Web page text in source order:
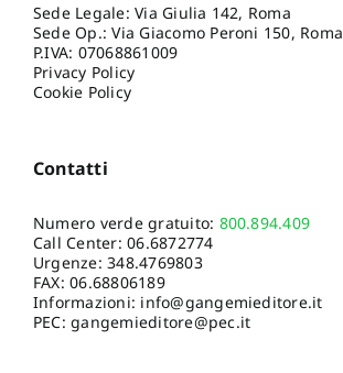
Sede Legale: Via Giulia 142, Roma
Sede Op.: Via Giacomo Peroni 150, Roma
P.IVA: 07068861009
Privacy Policy
Cookie Policy
Contatti
Numero verde gratuito: 800.894.409
Call Center:06.6872774
Urgenze:348.4769803
FAX: 06.68806189
Informazioni: info@gangemieditore.it
PEC: gangemieditore@pec.it